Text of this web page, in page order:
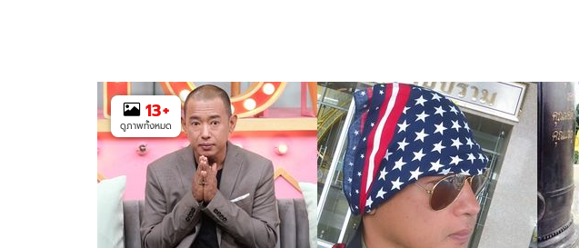
13+
ดูภาพทั้งหมด